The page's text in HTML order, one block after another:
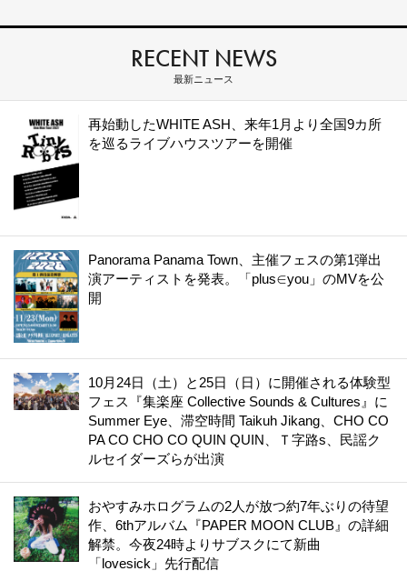
RECENT NEWS
最新ニュース
再始動したWHITE ASH、来年1月より全国9カ所
を巡るライブハウスツアーを開催
Panorama Panama Town、主催フェスの第1弾出
演アーティストを発表。「plus∈you」のMVを公
開
10月24日（土）と25日（日）に開催される体験型
フェス『集楽座 Collective Sounds & Cultures』に
Summer Eye、滞空時間 Taikuh Jikang、CHO CO
PA CO CHO CO QUIN QUIN、Ｔ字路s、民謡ク
ルセイダーズらが出演
おやすみホログラムの2人が放つ約7年ぶりの待望
作、6thアルバム『PAPER MOON CLUB』の詳細
解禁。今夜24時よりサブスクにて新曲
「lovesick」先行配信